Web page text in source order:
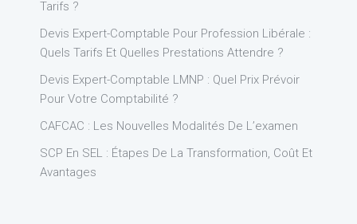
Tarifs ?
Devis Expert-Comptable Pour Profession Libérale :
Quels Tarifs Et Quelles Prestations Attendre ?
Devis Expert-Comptable LMNP : Quel Prix Prévoir
Pour Votre Comptabilité ?
CAFCAC : Les Nouvelles Modalités De L’examen
SCP En SEL : Étapes De La Transformation, Coût Et
Avantages